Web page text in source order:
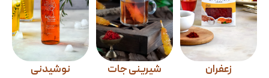
زعفران شیرینی جات نوشیدنی